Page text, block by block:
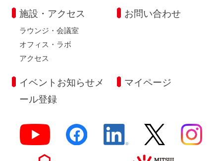
施設・アクセス
ラウンジ・会議室
オフィス・ラボ
アクセス
お問い合わせ
イベントお知らせメ
ール登録
マイページ